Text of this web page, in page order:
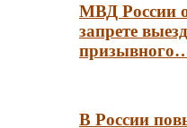
МВД России
запрете
В России